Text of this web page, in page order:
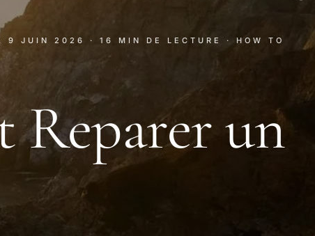
9 JUIN 2026 · 16 MIN DE LECTURE · HOW TO
Reparer un